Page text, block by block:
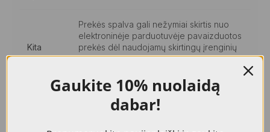
Kita
informacija
Prekės spalva gali nežymiai skirtis nuo
elektroninėje parduotuvėje pavaizduotos
prekės dėl naudojamų skirtingų įrenginių
ekranų ypatybių, nustatymų ir/ar apšvietimo
suteikiama 24 mėn. kokybės garantija.
Gaukite 10% nuolaidą
dabar!